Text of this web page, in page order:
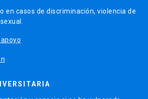
en casos de discriminación, violencia de